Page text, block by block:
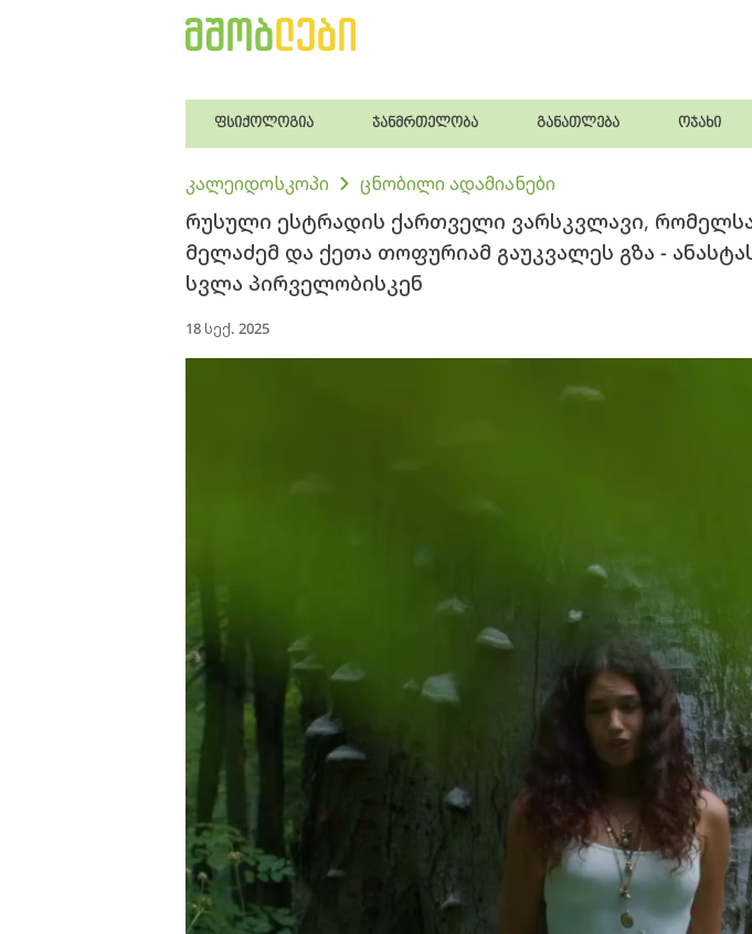
ფსიქოლოგია ჯანმრთელობა განათლება ოჯახი
კალეიდოსკოპი ცნობილი ადამიანები
რუსული ესტრადის ქართველი ვარსკვლავი,
მელაძემ და ქეთა თოფურიამ გაუკვალეს გზა -
სვლა პირველობისკენ
18 სექ. 2025